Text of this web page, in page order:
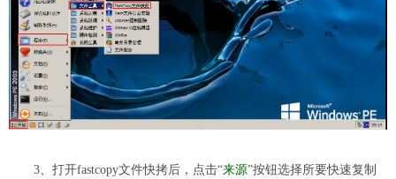
3、打开fastcopy文件快拷后，点击“来源”按钮选择所要快速复制